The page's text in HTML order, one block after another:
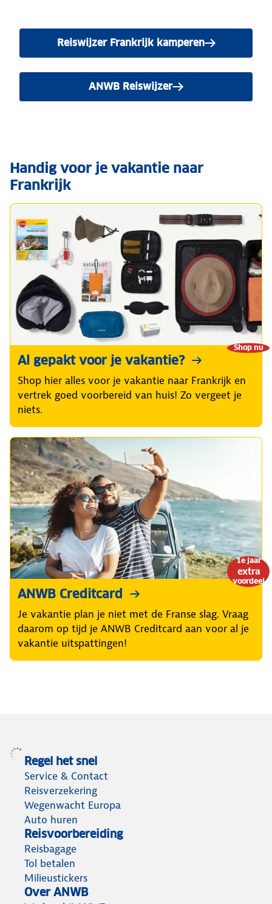
Reiswijzer Frankrijk kamperen
ANWB Reiswijzer
Handig voor je vakantie naar
Frankrijk
Shop nu
Al gepakt voor je vakantie?
Shop hier alles voor je vakantie naar Frankrijk en
vertrek goed voorbereid van huis! Zo vergeet je
niets.
1e jaar
extra
voordeel
ANWB Creditcard
Je vakantie plan je niet met de Franse slag. Vraag
daarom op tijd je ANWB Creditcard aan voor al je
vakantie uitspattingen!
Regel het snel
Service & Contact
Reisverzekering
Wegenwacht Europa
Auto huren
Reisvoorbereiding
Reisbagage
Tol betalen
Milieustickers
Over ANWB